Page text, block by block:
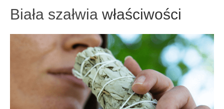
Biała szałwia właściwości